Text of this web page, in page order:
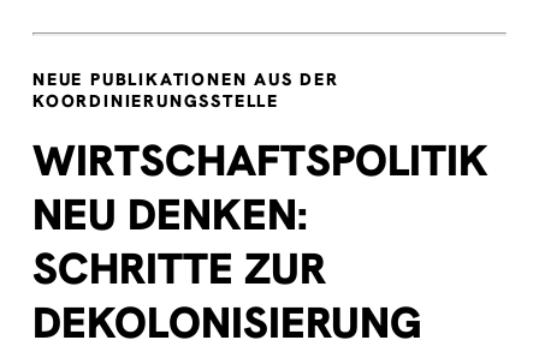
NEUE PUBLIKATIONEN AUS DER
KOORDINIERUNGSSTELLE
WIRTSCHAFTSPOLITIK
NEU DENKEN:
SCHRITTE ZUR
DEKOLONISIERUNG